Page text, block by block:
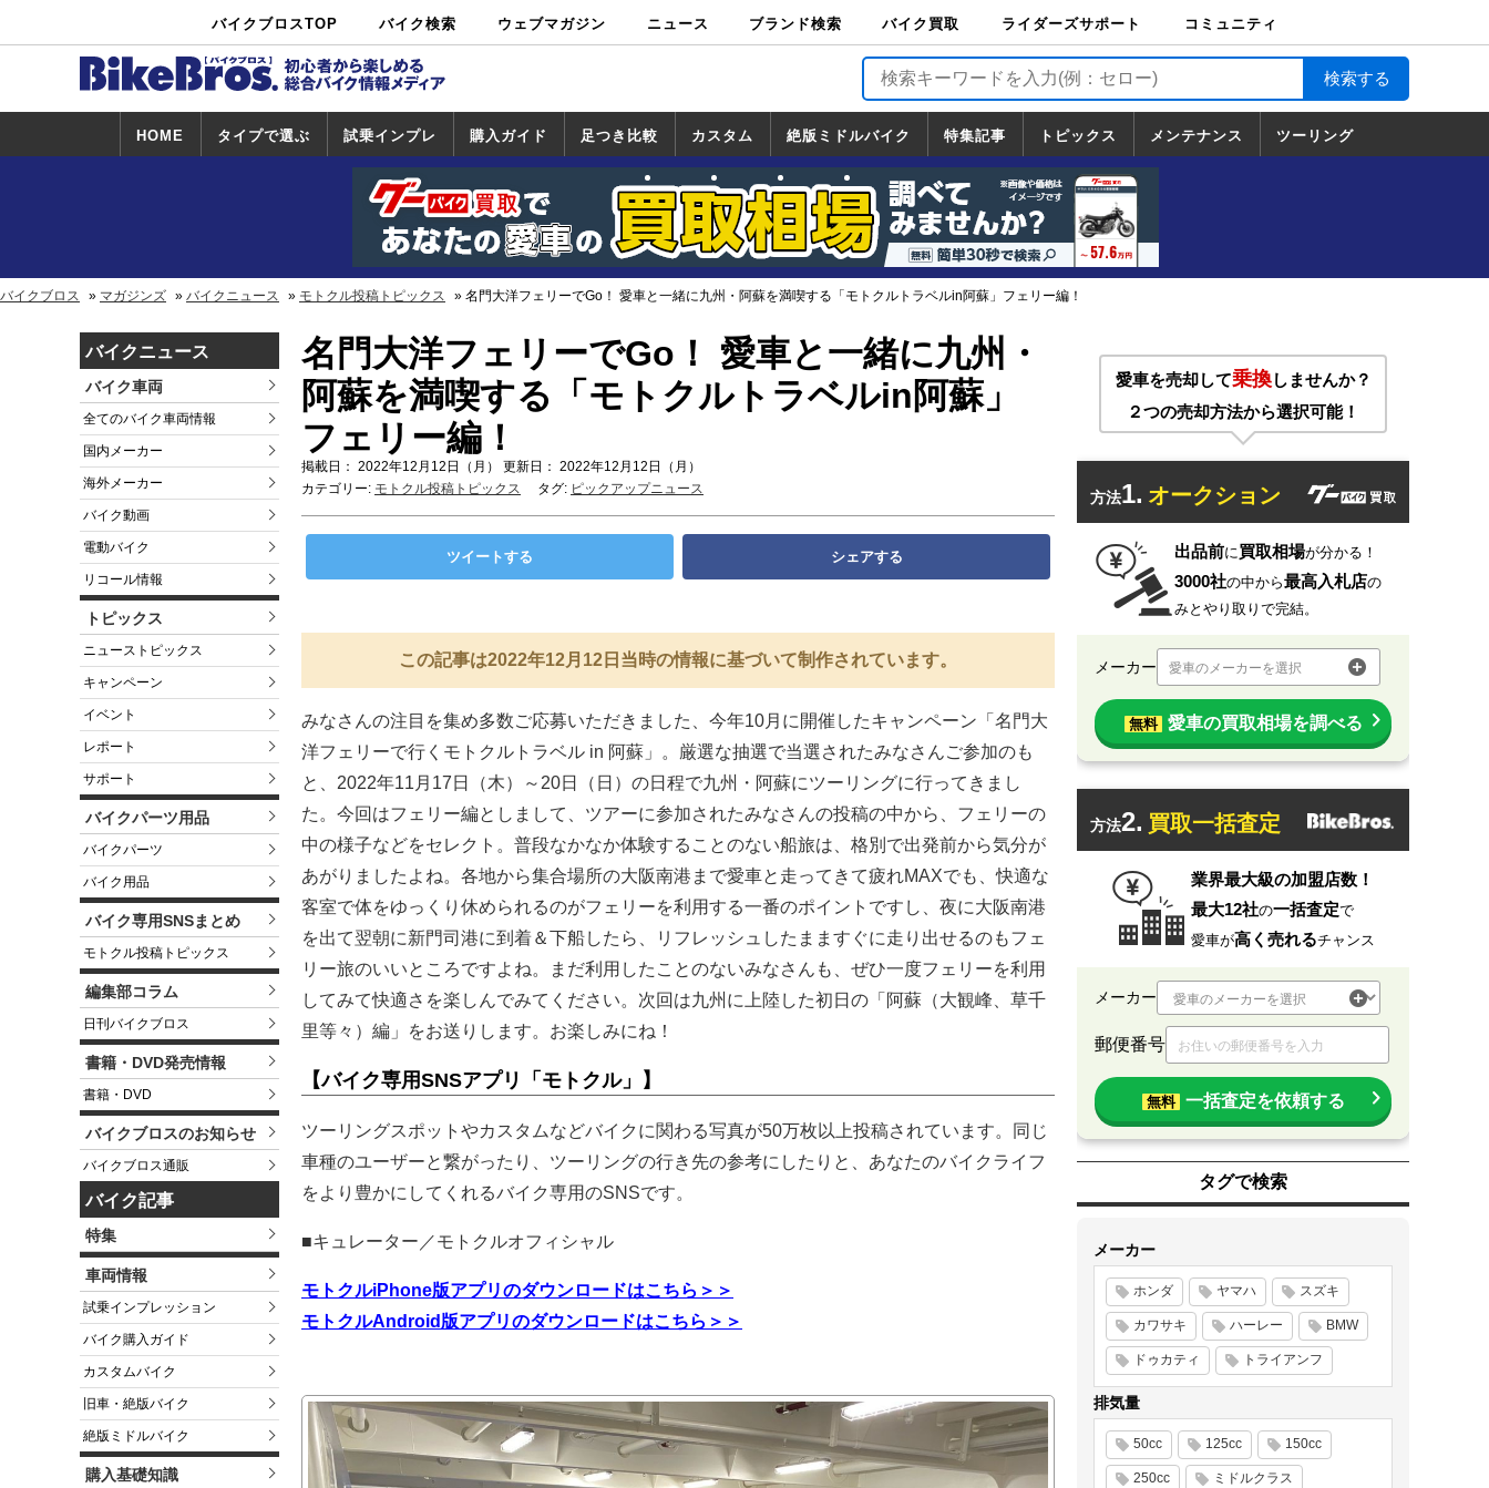
バイクブロスTOP バイク検索
中古バイ
ク・新車検
カタログ検
索
ショップ検
索
ウェブマガジン ニュース ブランド検索 バイク買取
バイク買取
ライダーズサポート
ライダーズサポート
TOP
バイク輸送
バイクガレージライ
フ
バイク車両保険
ロードサービス
バイク試乗
コミュニティ
HOME タイプで選ぶ 試乗インプレ
試乗インプレ
一覧
ホンダ
ヤマハ
スズキ
カワサキ
ハーレー
BMW
トライアンフ
ドゥカティ
購入ガイド
一覧
足つき比較 カスタム
カスタム
一覧
ホンダ
ヤマハ
スズキ
カワサキ
絶版ミドルバイク
絶版ミドルバイク
一覧
ホンダ
ヤマハ
スズキ
カワサキ
特集記事 トピックス
トピックス
一覧
ホンダ
ヤマハ
スズキ
カワサキ
ハーレーダ
ビッドソン
BMW
ドゥカティ
トライアン
フ
メンテナンス ツーリング
道の駅調査隊
ツーリング情報局
日本の道50選
国道めぐり
林道ツーリング
バイクブロス マガジンズ バイクニュース モトクル投稿トピックス 名門大洋フェリーでGo！ 愛車と一緒に九州・阿蘇を満喫する「モトクルトラベルin阿蘇」フェリー編！
バイクニュース
バイク車両
全てのバイク車両情報
国内メーカー
海外メーカー
バイク動画
電動バイク
リコール情報
トピックス
ニューストピックス
キャンペーン
イベント
レポート
サポート
バイクパーツ用品
バイクパーツ
バイク用品
バイク専用SNSまとめ
モトクル投稿トピックス
編集部コラム
日刊バイクブロス
書籍・DVD発売情報
書籍・DVD
バイクブロスのお知らせ
バイクブロス通販
バイク記事
特集
車両情報
試乗インプレッション
バイク購入ガイド
カスタムバイク
旧車・絶版バイク
絶版ミドルバイク
購入基礎知識
名門大洋フェリーでGo！ 愛車と一緒に九州・
阿蘇を満喫する「モトクルトラベルin阿蘇」
フェリー編！
掲載日： 2022年12月12日（月） 更新日： 2022年12月12日（月）
カテゴリー: モトクル投稿トピックス タグ: ピックアップニュース
ツイートする シェアする
この記事は2022年12月12日当時の情報に基づいて制作されています。
みなさんの注目を集め多数ご応募いただきました、今年10月に開催したキャンペーン「名門大
洋フェリーで行くモトクルトラベル in 阿蘇」。厳選な抽選で当選されたみなさんご参加のも
と、2022年11月17日（木）～20日（日）の日程で九州・阿蘇にツーリングに行ってきまし
た。今回はフェリー編としまして、ツアーに参加されたみなさんの投稿の中から、フェリーの
中の様子などをセレクト。普段なかなか体験することのない船旅は、格別で出発前から気分が
あがりましたよね。各地から集合場所の大阪南港まで愛車と走ってきて疲れMAXでも、快適な
客室で体をゆっくり休められるのがフェリーを利用する一番のポイントですし、夜に大阪南港
を出て翌朝に新門司港に到着＆下船したら、リフレッシュしたまますぐに走り出せるのもフェ
リー旅のいいところですよね。まだ利用したことのないみなさんも、ぜひ一度フェリーを利用
してみて快適さを楽しんでみてください。次回は九州に上陸した初日の「阿蘇（大観峰、草千
里等々）編」をお送りします。お楽しみにね！
【バイク専用SNSアプリ「モトクル」】
ツーリングスポットやカスタムなどバイクに関わる写真が50万枚以上投稿されています。同じ
車種のユーザーと繋がったり、ツーリングの行き先の参考にしたりと、あなたのバイクライフ
をより豊かにしてくれるバイク専用のSNSです。
■キュレーター／モトクルオフィシャル
モトクルiPhone版アプリのダウンロードはこちら＞＞
モトクルAndroid版アプリのダウンロードはこちら＞＞
愛車を売却して乗換しませんか？
２つの売却方法から選択可能！
方法1. オークション
出品前に買取相場が分かる！
3000社の中から最高入札店の
みとやり取りで完結。
メーカー 愛車のメーカーを選択
無料 愛車の買取相場を調べる
方法2. 買取一括査定
業界最大級の加盟店数！
最大12社の一括査定で
愛車が高く売れるチャンス
メーカー
郵便番号
無料 一括査定を依頼する
タグで検索
メーカー
ホンダ ヤマハ スズキ
カワサキ ハーレー BMW
ドゥカティ トライアンフ
排気量
50cc 125cc 150cc
250cc ミドルクラス